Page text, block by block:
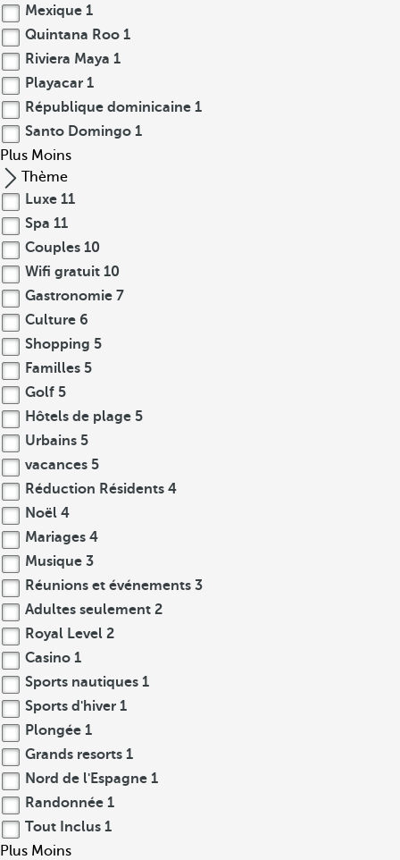
Mexique 1
Quintana Roo 1
Riviera Maya 1
Playacar 1
République dominicaine 1
Santo Domingo 1
Plus Moins
Thème
Luxe 11
Spa 11
Couples 10
Wifi gratuit 10
Gastronomie 7
Culture 6
Shopping 5
Familles 5
Golf 5
Hôtels de plage 5
Urbains 5
vacances 5
Réduction Résidents 4
Noël 4
Mariages 4
Musique 3
Réunions et événements 3
Adultes seulement 2
Royal Level 2
Casino 1
Sports nautiques 1
Sports d'hiver 1
Plongée 1
Grands resorts 1
Nord de l'Espagne 1
Randonnée 1
Tout Inclus 1
Plus Moins